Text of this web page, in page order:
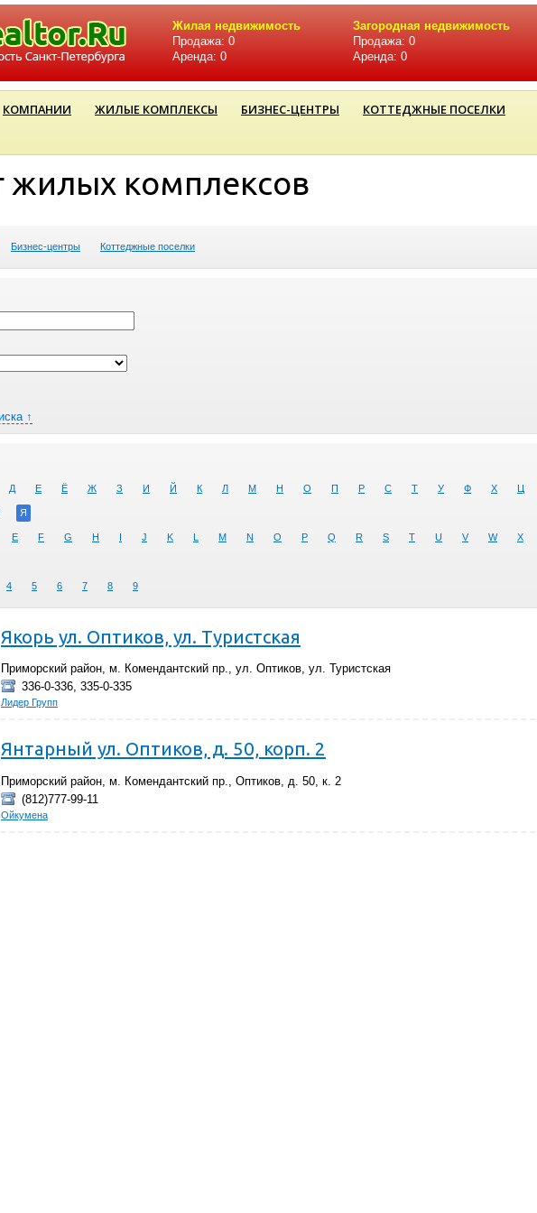
Жилая недвижимость
Продажа: 0
Аренда: 0
Загородная недвижимость
Продажа: 0
Аренда: 0
КОМПАНИИ ЖИЛЫЕ КОМПЛЕКСЫ БИЗНЕС-ЦЕНТРЫ
КОТТЕДЖНЫЕ ПОСЕЛКИ
жилых комплексов
Бизнес-центры Коттеджные поселки
↑
Д Е Ё Ж З И Й К Л М Н О П Р С Т У Ф Х Ц
Я
E F G H I J K L M N O P Q R S T U V W X
4 5 6 7 8 9
Якорь ул. Оптиков, ул. Туристская
Приморский район, м. Комендантский пр., ул. Оптиков, ул. Туристская
336-0-336, 335-0-335
Лидер Групп
Янтарный ул. Оптиков, д. 50, корп. 2
Приморский район, м. Комендантский пр., Оптиков, д. 50, к. 2
(812)777-99-11
Ойкумена